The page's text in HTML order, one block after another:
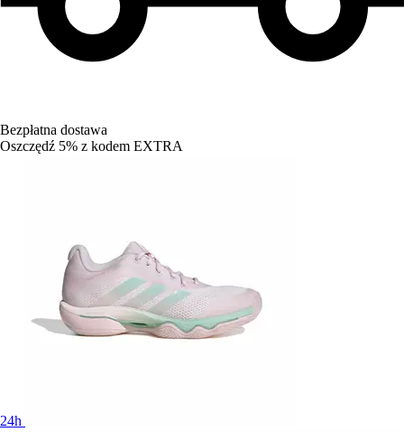
Bezpłatna dostawa
Oszczędź 5% z kodem EXTRA
24h